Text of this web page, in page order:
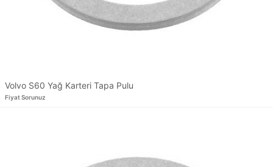
Volvo S60 Yağ Karteri Tapa Pulu
Fiyat Sorunuz